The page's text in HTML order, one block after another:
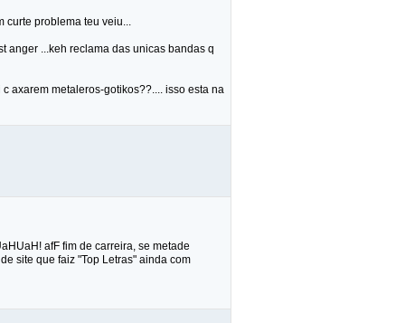
curte problema teu veiu...
anger ...keh reclama das unicas bandas q
axarem metaleros-gotikos??.... isso esta na
afF fim de carreira, se metade
site que faiz "Top Letras" ainda com